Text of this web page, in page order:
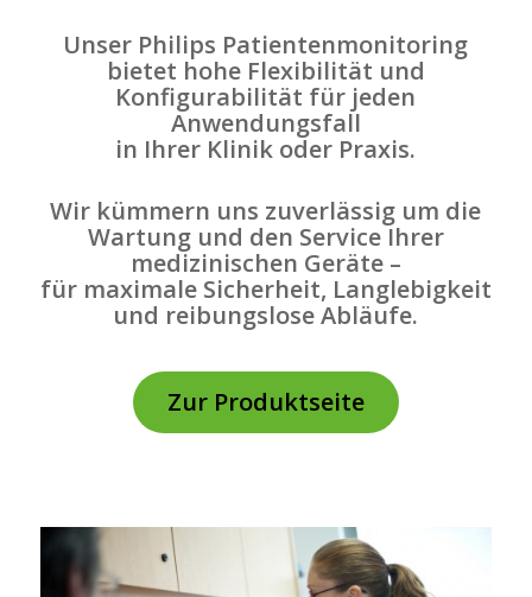
Unser Philips Patientenmonitoring
bietet hohe Flexibilität und
Konfigurabilität für jeden
Anwendungsfall
in Ihrer Klinik oder Praxis.
Wir kümmern uns zuverlässig um die
Wartung und den Service Ihrer
medizinischen Geräte –
für maximale Sicherheit, Langlebigkeit
und reibungslose Abläufe.
Zur Produktseite